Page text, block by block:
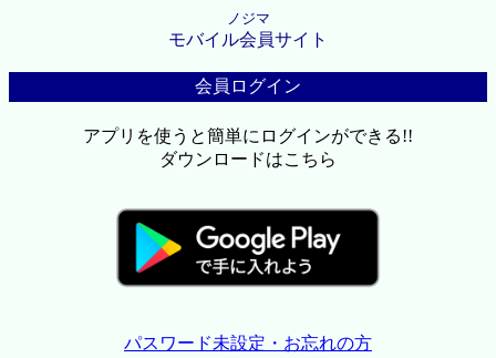
ノジマ
モバイル会員サイト
会員ログイン
アプリを使うと簡単にログインができる!!
ダウンロードはこちら
パスワード未設定・お忘れの方